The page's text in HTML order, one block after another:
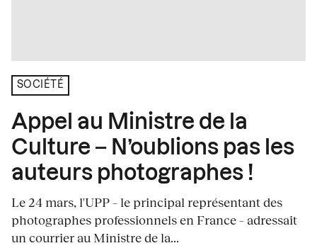
SOCIÉTÉ
Appel au Ministre de la
Culture – N’oublions pas les
auteurs photographes !
Le 24 mars, l'UPP – le principal représentant des
photographes professionnels en France – adressait
un courrier au Ministre de la...